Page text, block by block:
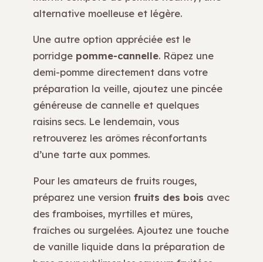
alternative moelleuse et légère.
Une autre option appréciée est le
porridge pomme-cannelle. Râpez une
demi-pomme directement dans votre
préparation la veille, ajoutez une pincée
généreuse de cannelle et quelques
raisins secs. Le lendemain, vous
retrouverez les arômes réconfortants
d’une tarte aux pommes.
Pour les amateurs de fruits rouges,
préparez une version fruits des bois avec
des framboises, myrtilles et mûres,
fraîches ou surgelées. Ajoutez une touche
de vanille liquide dans la préparation de